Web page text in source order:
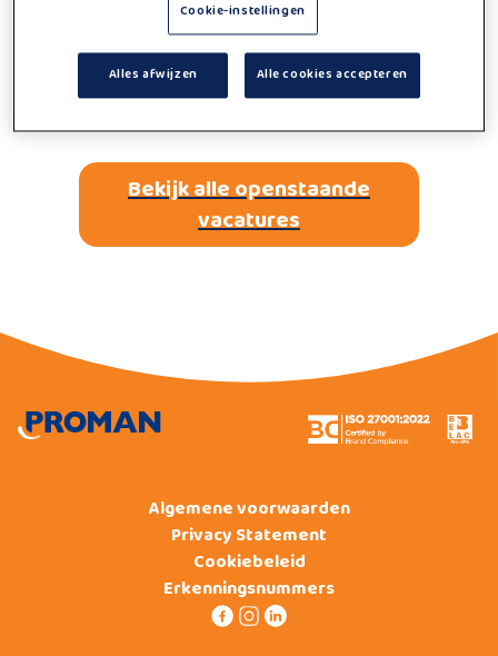
Helaas,
deze vacature kan niet
Bekijk alle openstaande
vacatures
Algemene voorwaarden
Privacy Statement
Cookiebeleid
Erkenningsnummers
Cookie-instellingen
Alles afwijzen Alle cookies accepteren